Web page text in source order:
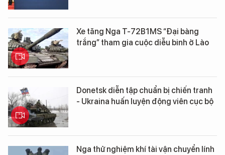
Xe tăng Nga T-72B1MS “Đại bàng
trắng” tham gia cuộc diễu binh ở Lào
Donetsk diễn tập chuẩn bị chiến tranh
- Ukraina huấn luyện động viên cục bộ
Nga thử nghiệm khí tài vận chuyển lính